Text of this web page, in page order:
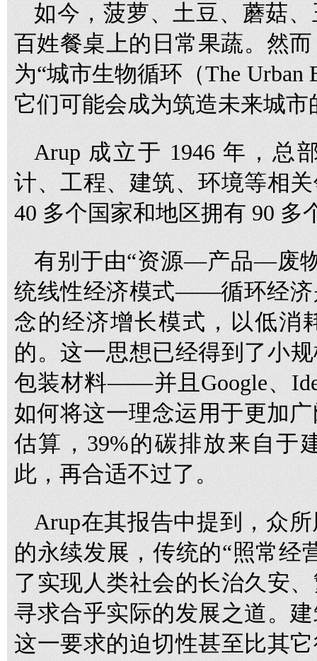
如今，菠萝、土豆、蘑菇
百姓餐桌上的日常果蔬。然
为“城市生物循环（The
它们可能会成为筑造未来城市
Arup 成立于 1946 年，总
计、工程、建筑、环境等相
40 多个国家和地区拥有 90 多
有别于由“资源—产品—废
统线性经济模式——循环经济
念的经济增长模式，以低消
的。这一思想已经得到了小
包装材料——并且Google、
如何将这一理念运用于更加
估算，39%的碳排放来自于
此，再合适不过了。
Arup在其报告中提到，众
的永续发展，传统的“照常经
了实现人类社会的长治久安
寻求合乎实际的发展之道。
这一要求的迫切性甚至比其